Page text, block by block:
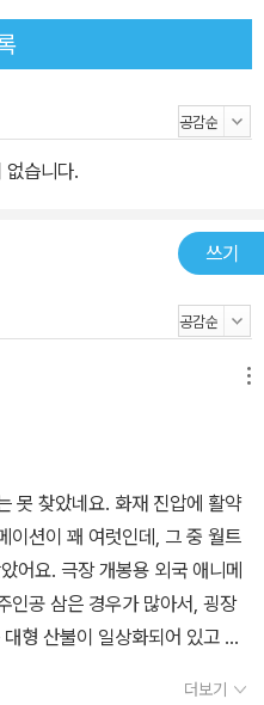
. “우리의 책임감은
큰 영웅, 소방관이 갖춰야 하는
빨간 소방차를 보면서 소방관이
이 되려면 어떻게 해야 할까요?
관 채용 시험을 실시하고 있어
과해야 하지만, 고등학교를 졸
이 되려면 꼭 필요한 것들이 있어
해도 불을 끄는 일이겠지요? 그
. 불이 난 현장의 상황은 어떤지,
대처 방법도 달라야 해요. 즉,
하고 대처하는 빠른 판단력이
가 가득한 화재 현장에 들어가
엇보다도 인명을 구조하는 일
길 수 있는 튼튼한 체력이 뒷받
이 필수거든요. 출동했을 때 빠
작동하는 연습을 꾸준히 해야
구조 훈련이나 레펠 훈련 등 다
없습니다.
쓰기
못 찾았네요. 화재 진압에 활약
이션이 꽤 여럿인데, 그 중 월트
어요. 극장 개봉용 외국 애니메
인공 삼은 경우가 많아서, 굉장
형 산불이 일상화되어 있고 소
더보기